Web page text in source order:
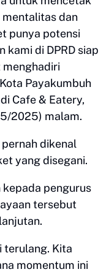
dan
punya potensi
kami di DPRD siap
menghadiri
Payakumbuh
Cafe & Eatery,
2025) malam.
dikenal
yang disegani.
pengurus
tersebut
terulang. Kita
momentum ini